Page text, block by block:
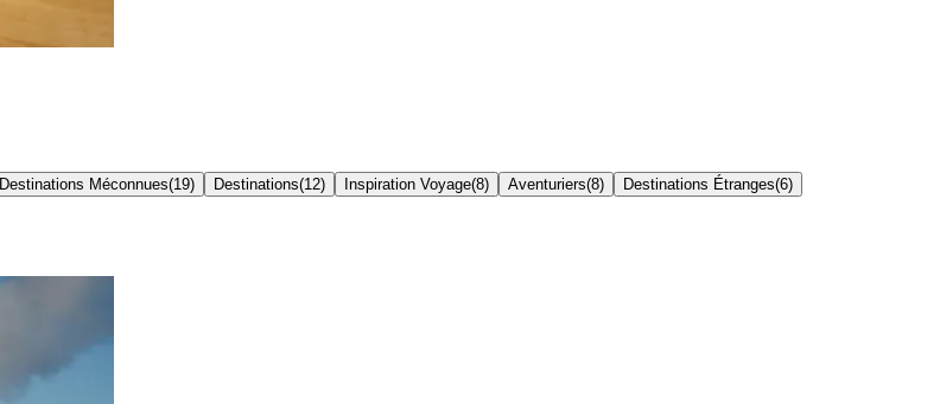
Destinations Méconnues(19) Destinations(12) Inspiration Voyage(8) Aventuriers(8) Destinations Étranges(6)